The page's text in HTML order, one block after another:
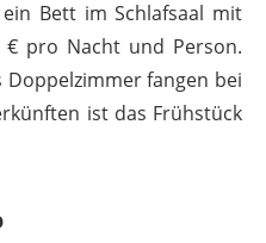
Bett im Schlafsaal mit
€ pro Nacht und Person.
Doppelzimmer fangen bei
ist das Frühstück